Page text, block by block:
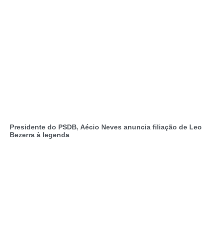
Presidente do PSDB, Aécio Neves anuncia filiação de Leo
Bezerra à legenda